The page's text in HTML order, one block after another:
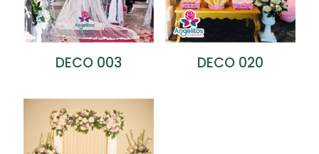
DECO 003 DECO 020